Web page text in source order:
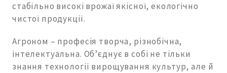
стабільно високі врожаї якісної, екологічно
чистої продукції.
Агроном – професія творча, різнобічна,
інтелектуальна. Об’єднує в собі не тільки
знання технології вирощування культур, але й